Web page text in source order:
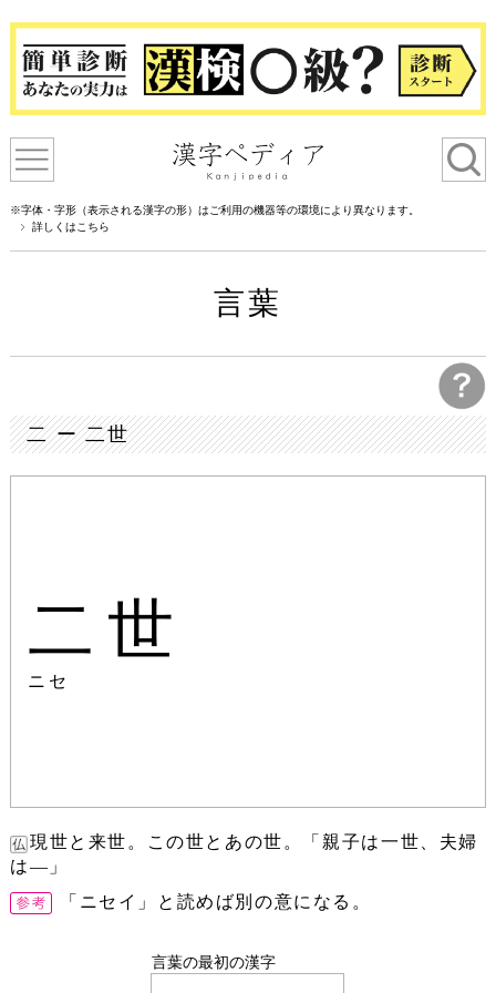
※字体・字形（表示される漢字の形）はご利用の機器等の環境により異なります。
詳しくはこちら
言葉
二 ー 二世
二世
ニセ
現世と来世。この世とあの世。「親子は一世、夫婦
は―」
「ニセイ」と読めば別の意になる。
言葉の最初の漢字